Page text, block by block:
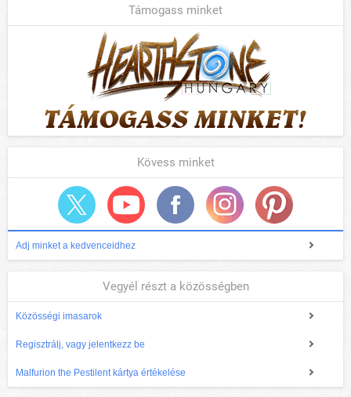
Támogass minket
Kövess minket
Adj minket a kedvenceidhez
Vegyél részt a közösségben
Közösségi imasarok
Regisztrálj, vagy jelentkezz be
Malfurion the Pestilent kártya értékelése